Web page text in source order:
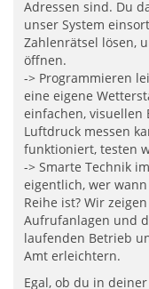
Adressen sind. Du
unser System
Zahlenrätsel lösen,
öffnen.
-> Programmieren
eine eigene
einfachen, visuellen
Luftdruck messen
funktioniert, testen
-> Smarte Technik
eigentlich, wer
Reihe ist? Wir
Aufrufanlagen und
laufenden Betrieb
Amt erleichtern.
Egal, ob du in